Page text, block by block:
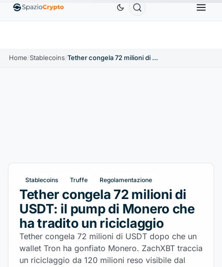
EthereumETH1.880,58 USD TetherUSDT ↑0.00%
Home/Stablecoins/ Tether congela 72 milioni di USDT: il pump di Monero che ha tradito un riciclaggio
Stablecoins Truffe Regolamentazione
Tether congela 72 milioni di
USDT: il pump di Monero che
ha tradito un riciclaggio
Tether congela 72 milioni di USDT dopo che un
wallet Tron ha gonfiato Monero. ZachXBT traccia
un riciclaggio da 120 milioni reso visibile dal